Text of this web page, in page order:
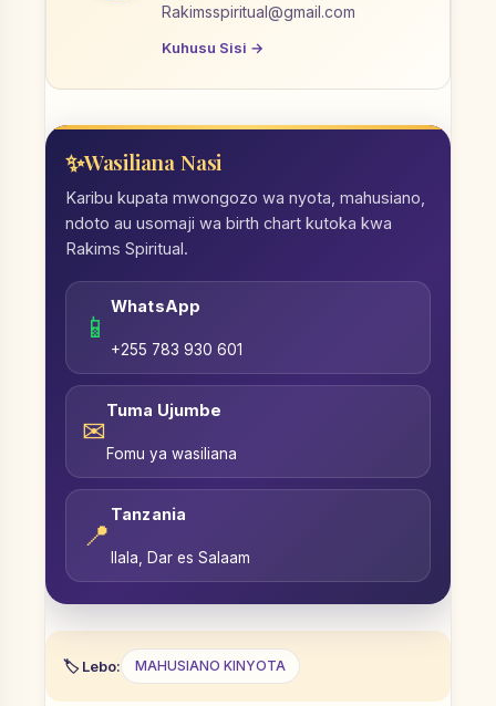
Rakimsspiritual@gmail.com
Kuhusu Sisi →
Wasiliana Nasi
Karibu kupata mwongozo wa nyota, mahusiano,
ndoto au usomaji wa birth chart kutoka kwa
Rakims Spiritual.
📱
WhatsApp
+255 783 930 601
✉
Tuma Ujumbe
Fomu ya wasiliana
📍
Tanzania
Ilala, Dar es Salaam
Lebo: MAHUSIANO KINYOTA